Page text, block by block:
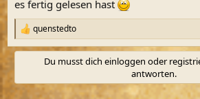
es fertig gelesen hast
R
e
a
i
quenstedto
Du musst dich einloggen oder
antworten.